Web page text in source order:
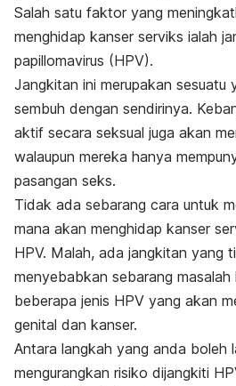
Salah satu faktor yang
menghidap kanser serviks ialah
papillomavirus (HPV).
Jangkitan ini merupakan sesuatu
sembuh dengan sendirinya.
aktif secara seksual juga akan
walaupun mereka hanya
pasangan seks.
Tidak ada sebarang cara untuk
mana akan menghidap kanser
HPV. Malah, ada jangkitan yang
menyebabkan sebarang
beberapa jenis HPV yang akan
genital dan kanser.
Antara langkah yang anda boleh
mengurangkan risiko dijangkiti